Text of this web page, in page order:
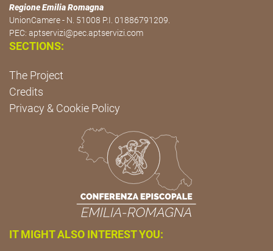
Regione Emilia Romagna
UnionCamere - N. 51008 P.I. 01886791209.
PEC: aptservizi@pec.aptservizi.com
SECTIONS:
The Project
Credits
Privacy & Cookie Policy
IT MIGHT ALSO INTEREST YOU: